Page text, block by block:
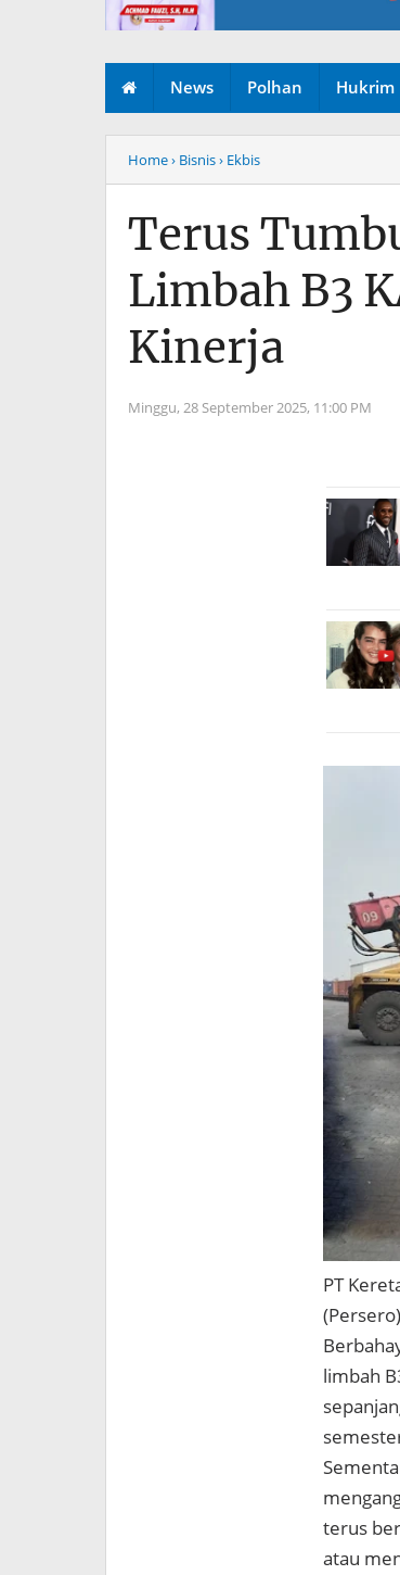
News Polhan Hukrim
Home› Bisnis› Ekbis
Terus
Limbah B3
Kinerja
Minggu, 28 September 2025, 11:00 PM
PT
limbah
terus
atau